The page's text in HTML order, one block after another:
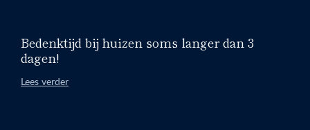
Bedenktijd bij huizen soms langer dan 3
dagen!
Lees verder